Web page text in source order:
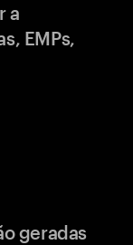
a
EMPs,
geradas